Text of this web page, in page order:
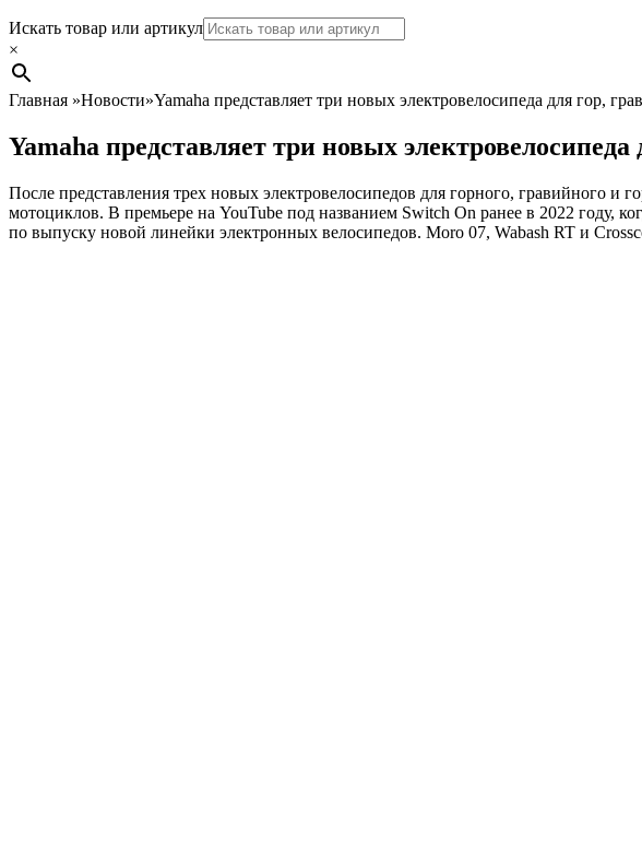
Search
Искать товар или артикул
×
Главная »Новости»Yamaha представляет три новых электровелосипеда для гор,
Yamaha представляет три новых
После представления трех новых электровелосипедов для горного, гравийного и
мотоциклов. В премьере на YouTube под названием Switch On ранее в 2022 году,
по выпуску новой линейки электронных велосипедов. Moro 07, Wabash RT и